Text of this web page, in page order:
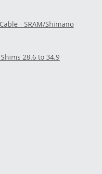
- SRAM/Shimano